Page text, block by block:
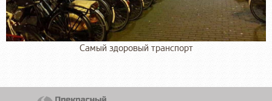
Самый здоровый транспорт